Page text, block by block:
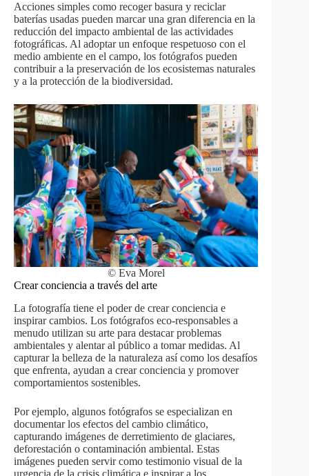
Acciones simples como recoger basura y reciclar
baterías usadas pueden marcar una gran diferencia en la
reducción del impacto ambiental de las actividades
fotográficas. Al adoptar un enfoque respetuoso con el
medio ambiente en el campo, los fotógrafos pueden
contribuir a la preservación de los ecosistemas naturales
y a la protección de la biodiversidad.
© Eva Morel
Crear conciencia a través del arte
La fotografía tiene el poder de crear conciencia e
inspirar cambios. Los fotógrafos eco-responsables a
menudo utilizan su arte para destacar problemas
ambientales y alentar al público a tomar medidas. Al
capturar la belleza de la naturaleza así como los desafíos
que enfrenta, ayudan a crear conciencia y promover
comportamientos sostenibles.
Por ejemplo, algunos fotógrafos se especializan en
documentar los efectos del cambio climático,
capturando imágenes de derretimiento de glaciares,
deforestación o contaminación ambiental. Estas
imágenes pueden servir como testimonio visual de la
urgencia de la crisis climática e inspirar a los